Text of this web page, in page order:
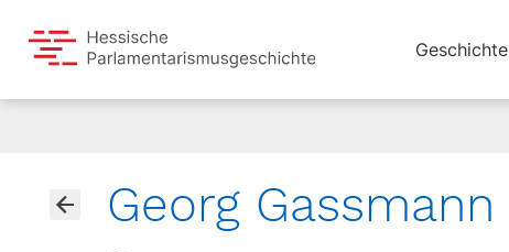
Geschichte
Georg Gassmann